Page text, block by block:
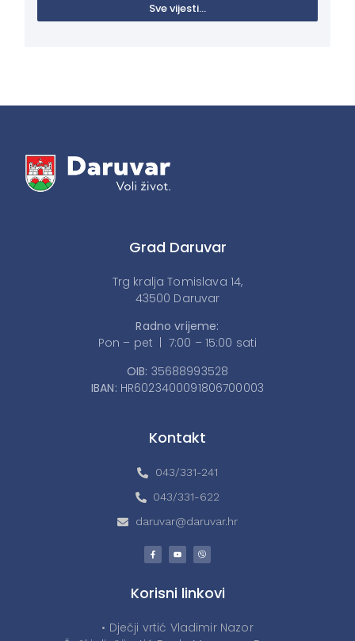
Sve vijesti...
Grad Daruvar
Trg kralja Tomislava 14,
43500 Daruvar
Radno vrijeme:
Pon – pet | 7:00 – 15:00 sati
OIB: 35688993528
IBAN: HR6023400091806700003
Kontakt
043/331-241
043/331-622
daruvar@daruvar.hr
Korisni linkovi
• Dječji vrtić Vladimir Nazor